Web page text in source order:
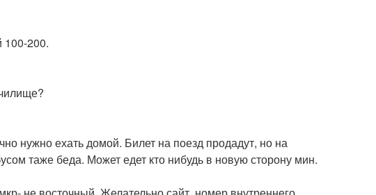
100-200.
нужно ехать домой. Билет на поезд продадут, но на
таже беда. Может едет кто нибудь в новую сторону мин.